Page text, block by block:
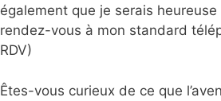
également que je serais
rendez-vous à mon standard
RDV)
Êtes-vous curieux de ce que